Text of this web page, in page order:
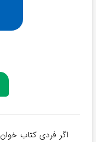
اگر فردی کتاب